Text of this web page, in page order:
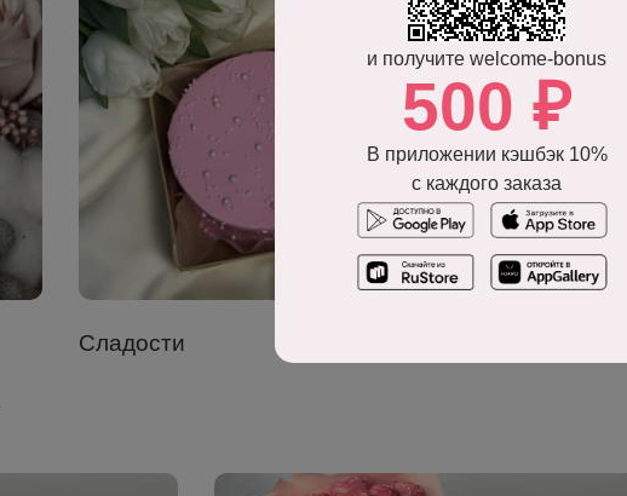
Сладости
и получите welcome-bonus
500 ₽
В приложении кэшбэк 10%
с каждого заказа